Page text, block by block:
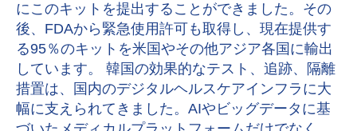
にこのキットを提出することができました。その
後、FDAから緊急使用許可も取得し、現在提供す
る95％のキットを米国やその他アジア各国に輸出
しています。 韓国の効果的なテスト、追跡、隔離
措置は、国内のデジタルヘルスケアインフラに大
幅に支えられてきました。AIやビッグデータに基